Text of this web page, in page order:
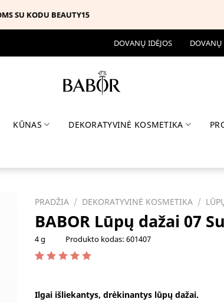
-25% BABOR ASORTIMENTUI SU KODU MUSTHAVE
DOVANŲ IDĖJOS
KŪNAS DEKORATYVINĖ KOSMETIKA
PRADŽIA / DEKORATYVINĖ KOSMETIKA /
BABOR Lūpų dažai 07
4 g Produkto kodas: 601407
Ilgai išliekantys, drėkinantys lūpų dažai.